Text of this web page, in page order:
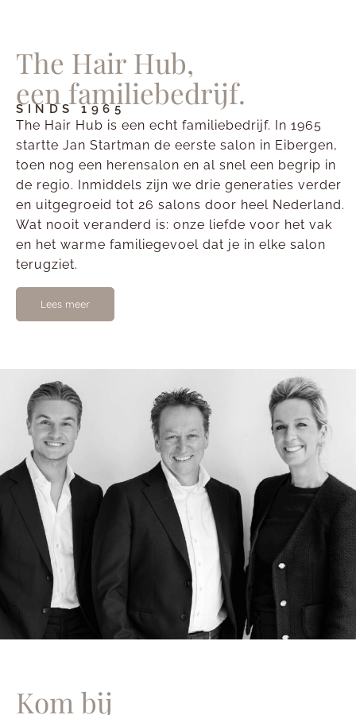
The Hair Hub,
een familiebedrijf.
SINDS 1965
The Hair Hub is een echt familiebedrijf. In 1965
startte Jan Startman de eerste salon in Eibergen,
toen nog een herensalon en al snel een begrip in
de regio. Inmiddels zijn we drie generaties verder
en uitgegroeid tot 26 salons door heel Nederland.
Wat nooit veranderd is: onze liefde voor het vak
en het warme familiegevoel dat je in elke salon
terugziet.
Lees meer
Kom bij